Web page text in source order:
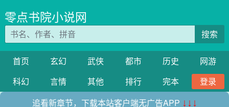
零点书院小说网
搜索
首页 玄幻 武侠 都市 历史
网游
科幻
言情 其他 排行 完本
登录
追看新章节，下载本站客户端无广告APP ↓↓↓